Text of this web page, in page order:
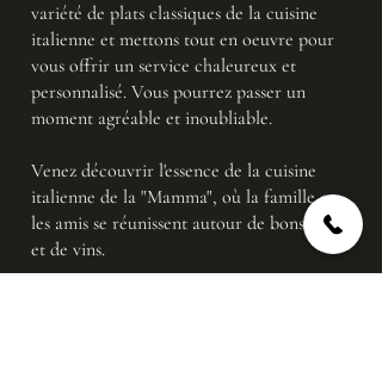
variété de plats classiques de la cuisine
italienne et mettons tout en oeuvre pour
vous offrir un service chaleureux et
personnalisé. Vous pourrez passer un
moment agréable et inoubliable.
Venez découvrir l'essence de la cuisine
italienne de la "Mamma", où la famille et
les amis se réunissent autour de bons plats
et de vins.